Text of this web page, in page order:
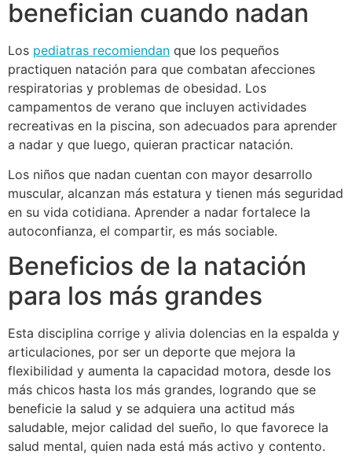
benefician cuando nadan
Los pediatras recomiendan que los pequeños
practiquen natación para que combatan afecciones
respiratorias y problemas de obesidad. Los
campamentos de verano que incluyen actividades
recreativas en la piscina, son adecuados para aprender
a nadar y que luego, quieran practicar natación.
Los niños que nadan cuentan con mayor desarrollo
muscular, alcanzan más estatura y tienen más seguridad
en su vida cotidiana. Aprender a nadar fortalece la
autoconfianza, el compartir, es más sociable.
Beneficios de la natación
para los más grandes
Esta disciplina corrige y alivia dolencias en la espalda y
articulaciones, por ser un deporte que mejora la
flexibilidad y aumenta la capacidad motora, desde los
más chicos hasta los más grandes, logrando que se
beneficie la salud y se adquiera una actitud más
saludable, mejor calidad del sueño, lo que favorece la
salud mental, quien nada está más activo y contento.